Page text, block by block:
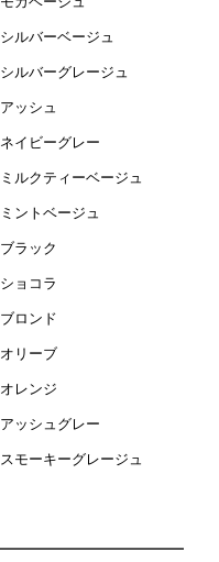
シルバーベージュ
シルバーグレージュ
アッシュ
ネイビーグレー
ミルクティーベージュ
ミントベージュ
ブラック
ショコラ
ブロンド
オリーブ
オレンジ
アッシュグレー
スモーキーグレージュ